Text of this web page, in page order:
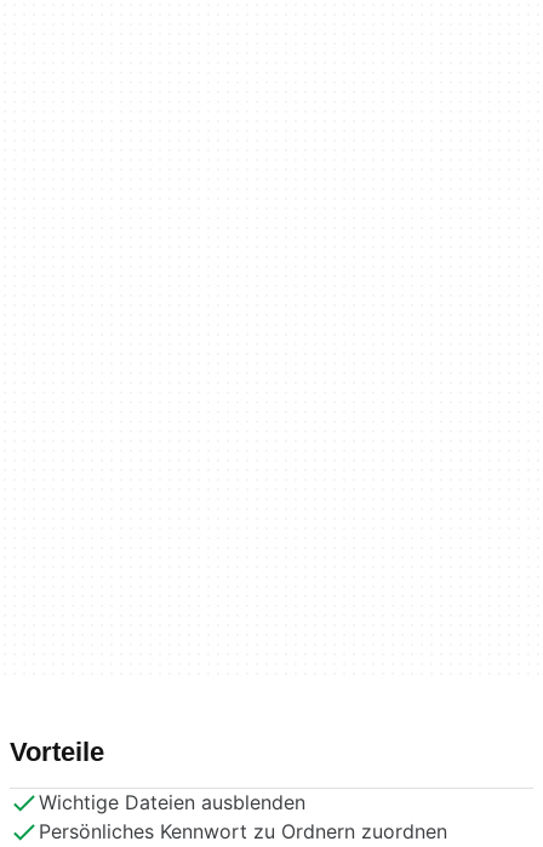
Vorteile
Wichtige Dateien ausblenden
Persönliches Kennwort zu Ordnern zuordnen